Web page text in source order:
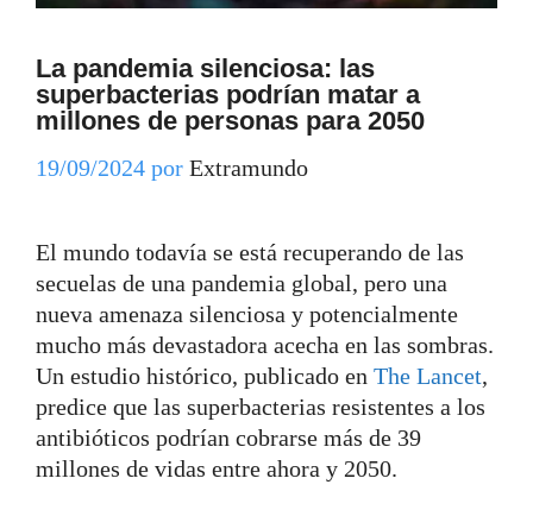
La pandemia silenciosa: las
superbacterias podrían matar a
millones de personas para 2050
19/09/2024 por Extramundo
El mundo todavía se está recuperando de las
secuelas de una pandemia global, pero una
nueva amenaza silenciosa y potencialmente
mucho más devastadora acecha en las sombras.
Un estudio histórico, publicado en The Lancet,
predice que las superbacterias resistentes a los
antibióticos podrían cobrarse más de 39
millones de vidas entre ahora y 2050.